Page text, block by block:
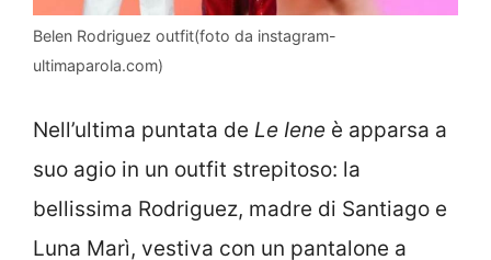
Belen Rodriguez outfit(foto da instagram-
ultimaparola.com)
Nell’ultima puntata de Le Iene è apparsa a
suo agio in un outfit strepitoso: la
bellissima Rodriguez, madre di Santiago e
Luna Marì, vestiva con un pantalone a